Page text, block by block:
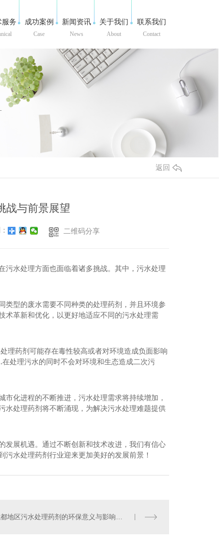
服务 成功案例
Case
新闻资讯
News
关于我们
About
联系我们
Contact
返回
战与前景展望
二维码分享
污水处理方面也面临着诸多挑战。其中，污水处理
类型的废水需要不同种类的处理药剂，并且环境参
术革新和优化，以更好地适应不同的污水处理需
理药剂可能存在毒性较高或者对环境造成负面影响
处理污水的同时不会对环境和生态造成二次污
化进程的不断推进，污水处理需求将持续增加，
水处理药剂将不断涌现，为解决污水处理难题提供
发展机遇。通过不断创新和技术改进，我们有信心
水处理药剂行业迎来更加美好的发展前景！
成都地区污水处理药剂的环保意义与影响评述